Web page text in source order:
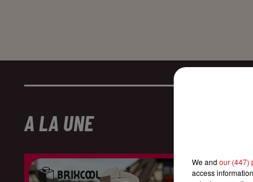
A LA UNE
We and our (447)
access